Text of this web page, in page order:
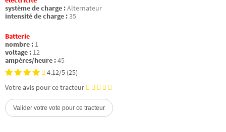
système de charge :Alternateur
intensité de charge :35
Batterie
nombre : 1
voltage : 12
ampères/heure :45
4.12/5 (25)
Votre avis pour ce tracteur